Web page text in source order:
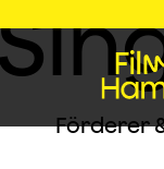
Förderer